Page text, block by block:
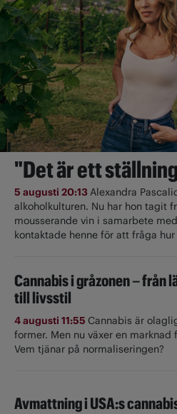
"Det är ett
5 augusti 20:13Alexandra
alkoholkulturen. Nu har hon tagit
mousserande vin i samarbete
kontaktade henne för att fråga
Cannabis i gråzonen – från
till livsstil
4 augusti 11:55 Cannabis är
former. Men nu växer en
Vem tjänar på normaliseringen?
Avmattning i USA:s